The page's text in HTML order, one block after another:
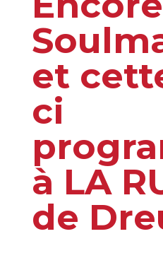
et
ci
à LA
de